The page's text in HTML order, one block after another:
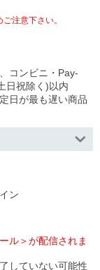
注意下さい。
コンビニ・Pay-
日祝除く)以内
日が最も遅い商品
ン
ル＞が配信されま
していない可能性